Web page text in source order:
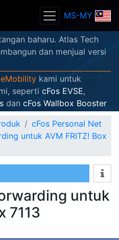
MS-MY
baharu. Atlas Tech
dan menjual versi
kami untuk
seperti cFos EVSE,
dan cFos Wallbox Booster
cFos Personal Net
untuk AVM FRITZ! Box
untuk
7113